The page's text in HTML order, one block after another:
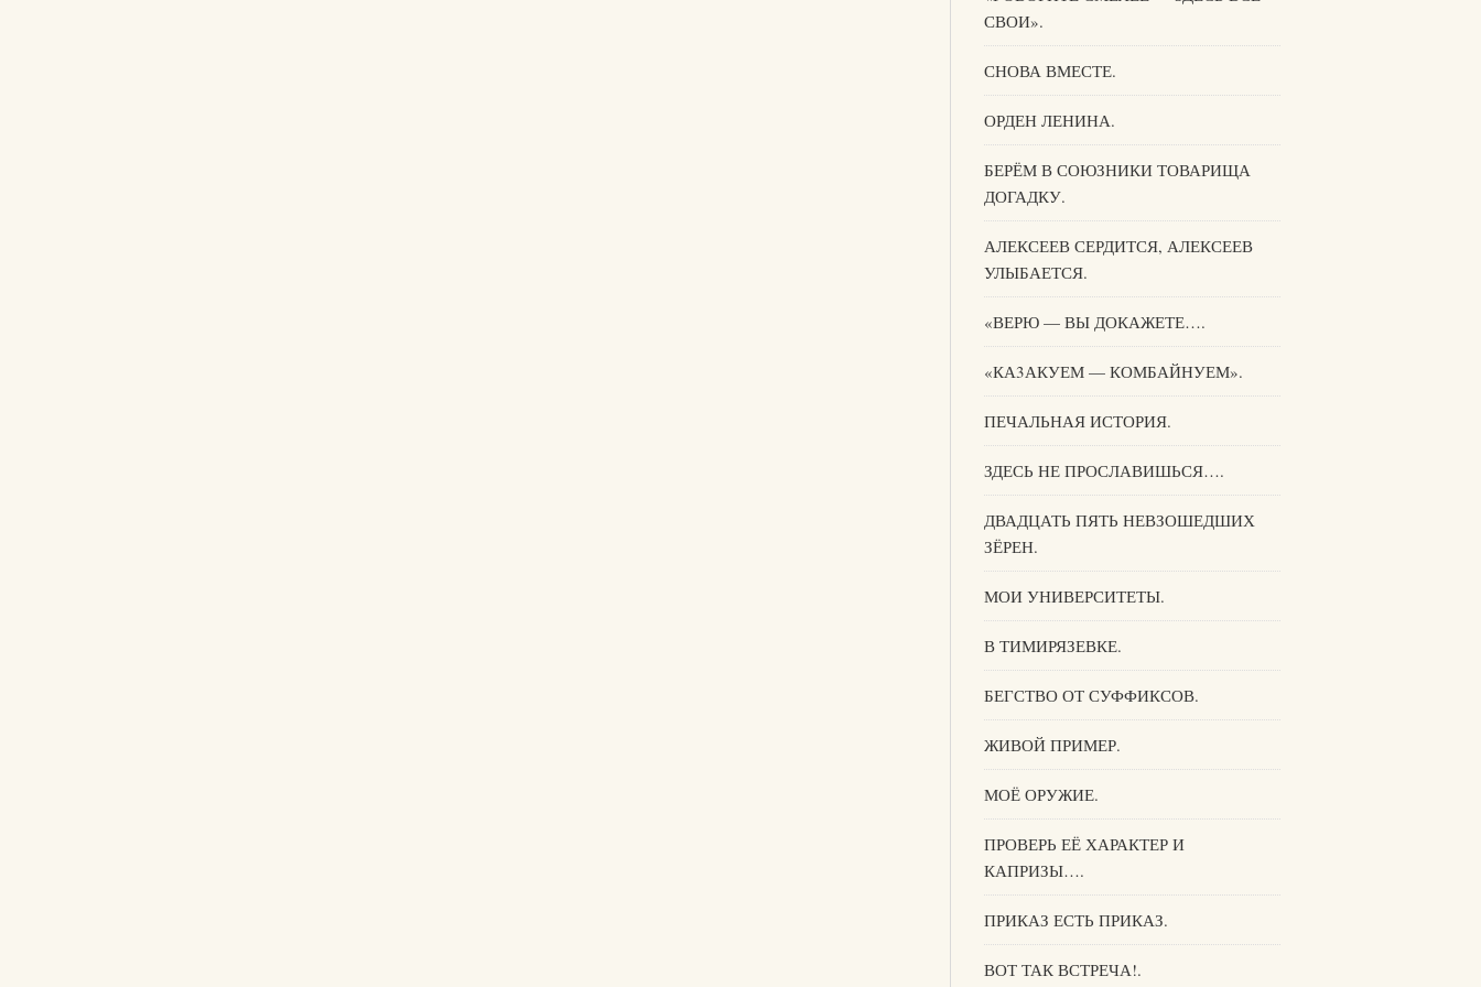
СВОИ».
СНОВА ВМЕСТЕ.
ОРДЕН ЛЕНИНА.
БЕРЁМ В СОЮЗНИКИ ТОВАРИЩА
ДОГАДКУ.
АЛЕКСЕЕВ СЕРДИТСЯ, АЛЕКСЕЕВ
УЛЫБАЕТСЯ.
«ВЕРЮ — ВЫ ДОКАЖЕТЕ….
«КА3АКУЕМ — КОМБАЙНУЕМ».
ПЕЧАЛЬНАЯ ИСТОРИЯ.
ЗДЕСЬ НЕ ПРОСЛАВИШЬСЯ….
ДВАДЦАТЬ ПЯТЬ НЕВЗОШЕДШИХ
ЗЁРЕН.
МОИ УНИВЕРСИТЕТЫ.
В ТИМИРЯЗЕВКЕ.
БЕГСТВО ОТ СУФФИКСОВ.
ЖИВОЙ ПРИМЕР.
МОЁ ОРУЖИЕ.
ПРОВЕРЬ ЕЁ ХАРАКТЕР И
КАПРИЗЫ….
ПРИКАЗ ЕСТЬ ПРИКАЗ.
ВОТ ТАК ВСТРЕЧА!.